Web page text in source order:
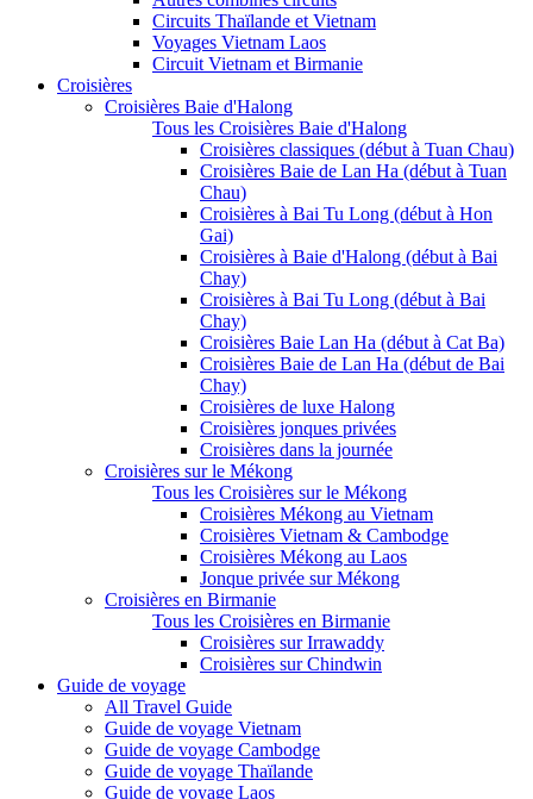
Circuits Thaïlande et Vietnam
Voyages Vietnam Laos
Circuit Vietnam et Birmanie
Croisières
Croisières Baie d'Halong
Tous les Croisières Baie d'Halong
Croisières classiques (début à Tuan Chau)
Croisières Baie de Lan Ha (début à Tuan
Chau)
Croisières à Bai Tu Long (début à Hon
Gai)
Croisières à Baie d'Halong (début à Bai
Chay)
Croisières à Bai Tu Long (début à Bai
Chay)
Croisières Baie Lan Ha (début à Cat Ba)
Croisières Baie de Lan Ha (début de Bai
Chay)
Croisières de luxe Halong
Croisières jonques privées
Croisières dans la journée
Croisières sur le Mékong
Tous les Croisières sur le Mékong
Croisières Mékong au Vietnam
Croisières Vietnam & Cambodge
Croisières Mékong au Laos
Jonque privée sur Mékong
Croisières en Birmanie
Tous les Croisières en Birmanie
Croisières sur Irrawaddy
Croisières sur Chindwin
Guide de voyage
All Travel Guide
Guide de voyage Vietnam
Guide de voyage Cambodge
Guide de voyage Thaïlande
Guide de voyage Laos